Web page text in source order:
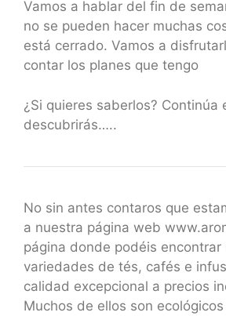
Vamos a hablar del fin de
no se pueden hacer muchas
está cerrado. Vamos a
contar los planes que tengo
¿Si quieres saberlos? Continúa
descubrirás…..
No sin antes contaros que
a nuestra página web
página donde podéis
variedades de tés, cafés e
calidad excepcional a precios
Muchos de ellos son